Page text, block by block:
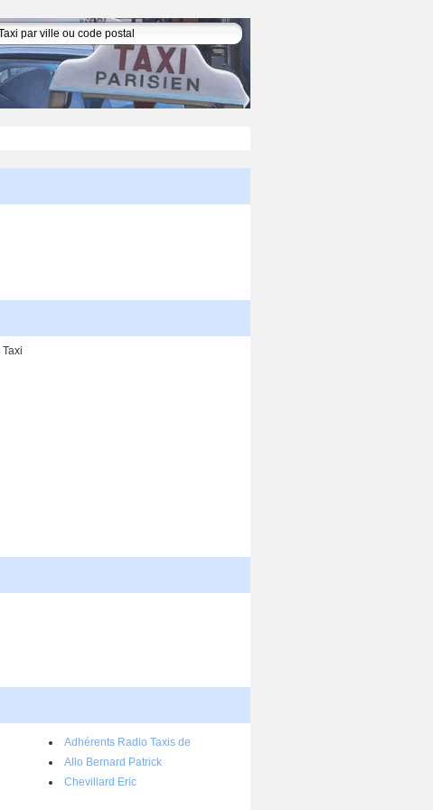
Adhérents Radio Taxis de
l'Agglomération Rennaise
Allo Bernard Patrick
Chevillard Eric